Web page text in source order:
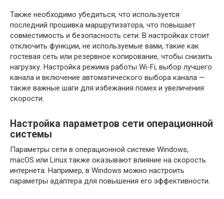
Также необходимо убедиться, что используется
последний прошивка маршрутизатора, что повышает
совместимость и безопасность сети. В настройках стоит
отключить функции, не используемые вами, такие как
гостевая сеть или резервное копирование, чтобы снизить
нагрузку. Настройка режима работы Wi-Fi, выбор лучшего
канала и включение автоматического выбора канала —
также важные шаги для избежания помех и увеличения
скорости.
Настройка параметров сети операционной
системы
Параметры сети в операционной системе Windows,
macOS или Linux также оказывают влияние на скорость
интернета. Например, в Windows можно настроить
параметры адаптера для повышения его эффективности.